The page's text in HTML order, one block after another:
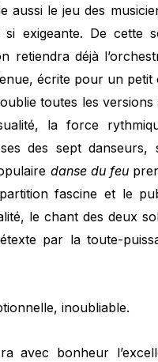
aussi le jeu des
si exigeante. De cette
retiendra déjà
écrite pour un
toutes les
la force
des sept
danse du feu
fascine et le
le chant des deux
par la toute-
inoubliable.
avec bonheur